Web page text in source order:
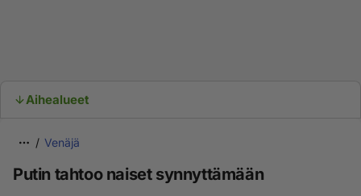
Aihealueet
Venäjä
Putin tahtoo naiset synnyttämään